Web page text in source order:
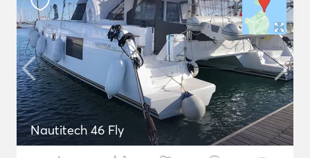
Nautitech 46 Fly